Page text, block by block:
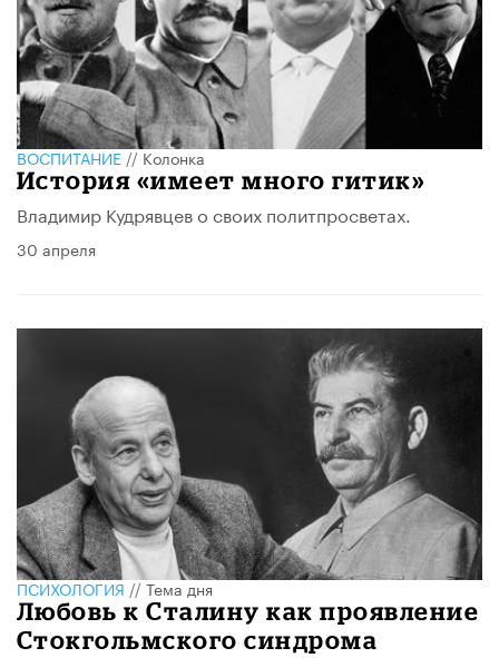
ВОСПИТАНИЕ//Колонка
История «имеет много гитик»
Владимир Кудрявцев о своих политпросветах.
30 апреля
ПСИХОЛОГИЯ//Тема дня
Любовь к Сталину как проявление
Стокгольмского синдрома